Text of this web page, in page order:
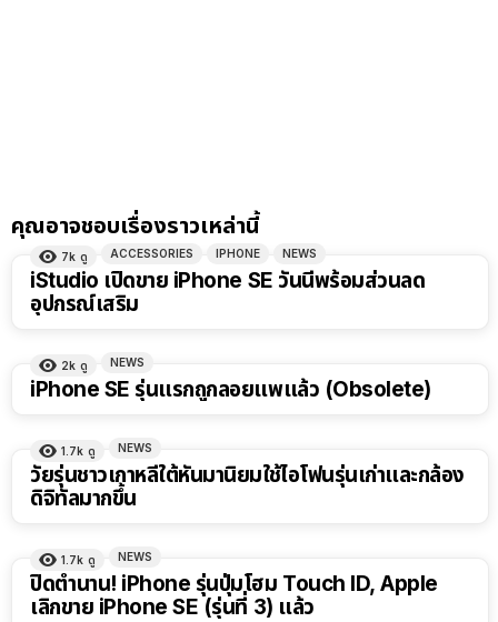
คุณอาจชอบเรื่องราวเหล่านี้
7k ดู ACCESSORIES IPHONE NEWS
iStudio เปิดขาย iPhone SE วันนี้พร้อมส่วนลด
อุปกรณ์เสริม
2k ดู NEWS
iPhone SE รุ่นแรกถูกลอยแพแล้ว (Obsolete)
1.7k ดู NEWS
วัยรุ่นชาวเกาหลีใต้หันมานิยมใช้ไอโฟนรุ่นเก่าและกล้อง
ดิจิทัลมากขึ้น
1.7k ดู NEWS
ปิดตำนาน! iPhone รุ่นปุ่มโฮม Touch ID, Apple
เลิกขาย iPhone SE (รุ่นที่ 3) แล้ว